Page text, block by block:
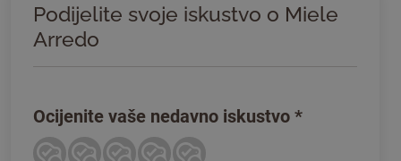
Podijelite svoje iskustvo o Miele
Arredo
Ocijenite vaše nedavno iskustvo *